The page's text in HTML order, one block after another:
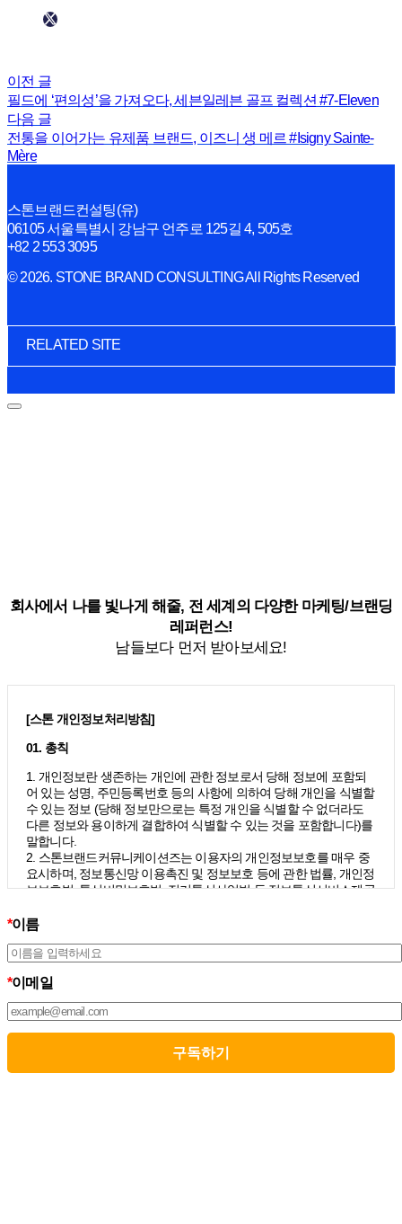
이전 글
필드에 ‘편의성’을 가져오다, 세븐일레븐 골프 컬렉션 #7-Eleven
다음 글
전통을 이어가는 유제품 브랜드, 이즈니 생 메르 #Isigny Sainte-
Mère
스톤브랜드컨설팅(유)
06105 서울특별시 강남구 언주로 125길 4, 505호
+82 2 553 3095
© 2026. STONE BRAND CONSULTING All Rights Reserved
RELATED SITE
회사에서 나를 빛나게 해줄, 전 세계의 다양한 마케팅/브랜딩
레퍼런스!
남들보다 먼저 받아보세요!
[스톤 개인정보처리방침]
01. 총칙
1. 개인정보란 생존하는 개인에 관한 정보로서 당해 정보에 포함되
어 있는 성명, 주민등록번호 등의 사항에 의하여 당해 개인을 식별할
수 있는 정보 (당해 정보만으로는 특정 개인을 식별할 수 없더라도
다른 정보와 용이하게 결합하여 식별할 수 있는 것을 포함합니다)를
말합니다.
2. 스톤브랜드커뮤니케이션즈는 이용자의 개인정보보호를 매우 중
요시하며, 정보통신망 이용촉진 및 정보보호 등에 관한 법률, 개인정
보보호법, 통신비밀보호법, 전기통신사업법 등 정보통신서비스제공
개인정보처리방침을 통하여 이용자가 제공하는 개인정보가 어떠한
치가 취해지고 있는지 알려드립니다.
선을 위하여 개정하는데 필요한 절차를 정하고 있으며, 개인정보처
리방침을 회사의 필요와 사회적 변화에 맞게 변경할 수 있습니다. 그
리고 개인정보처리방침을 개정하는 경우 버전번호 등을 부여하여
개정된 사항을 이용자께서 쉽게 알아볼 수 있도록 하고 있습니다.
02. 수집하는 개인정보의 항목 및 수집방법
*이름
*이메일